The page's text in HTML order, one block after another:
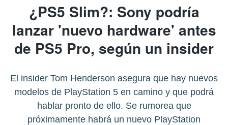
¿PS5 Slim?: Sony podría
lanzar 'nuevo hardware' antes
de PS5 Pro, según un insider
El insider Tom Henderson asegura que hay nuevos
modelos de PlayStation 5 en camino y que podrá
hablar pronto de ello. Se rumorea que
próximamente habrá un nuevo PlayStation